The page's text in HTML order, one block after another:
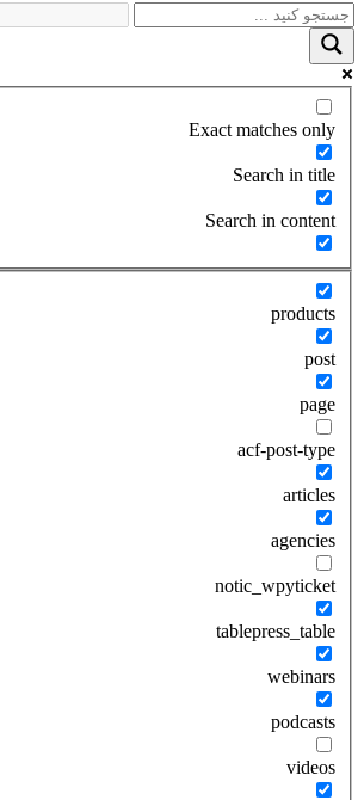
Exact matches only
Search in title
Search in content
products
post
page
acf-post-type
articles
agencies
notic_wpyticket
tablepress_table
webinars
podcasts
videos